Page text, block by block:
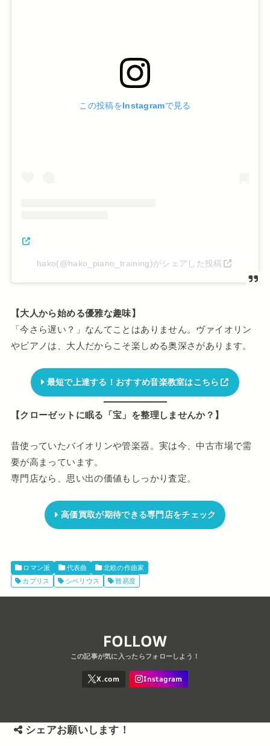
この投稿をInstagramで見る
hako(@hako_piano_training)がシェアした投稿
【大人から始める優雅な趣味】
「今さら遅い？」なんてことはありません。ヴァイオリン
やピアノは、大人だからこそ楽しめる奥深さがあります。
最短で上達する！おすすめ音楽教室はこちら
【クローゼットに眠る「宝」を整理しませんか？】
昔使っていたバイオリンや管楽器。実は今、中古市場で需
要が高まっています。
専門店なら、思い出の価値もしっかり査定。
高価買取が期待できる専門店をチェック
ロマン派 代表曲
北欧の作曲家
カプリス
シベリウス 難易度
FOLLOW
シェアお願いします！